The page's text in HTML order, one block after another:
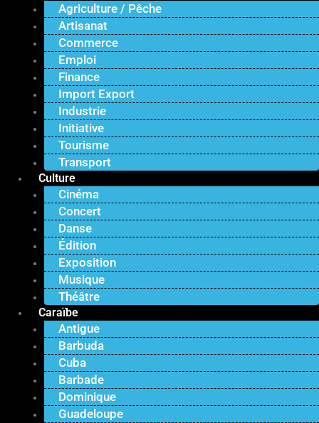
Agriculture / Pêche
Artisanat
Commerce
Emploi
Finance
Import Export
Industrie
Initiative
Tourisme
Transport
Culture
Cinéma
Concert
Danse
Édition
Exposition
Musique
Théâtre
Caraïbe
Antigue
Barbuda
Cuba
Barbade
Dominique
Guadeloupe